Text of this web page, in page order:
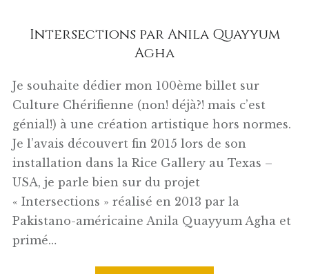
Intersections par Anila Quayyum
Agha
Je souhaite dédier mon 100ème billet sur
Culture Chérifienne (non! déjà?! mais c’est
génial!) à une création artistique hors normes.
Je l’avais découvert fin 2015 lors de son
installation dans la Rice Gallery au Texas –
USA, je parle bien sur du projet
« Intersections » réalisé en 2013 par la
Pakistano-américaine Anila Quayyum Agha et
primé…